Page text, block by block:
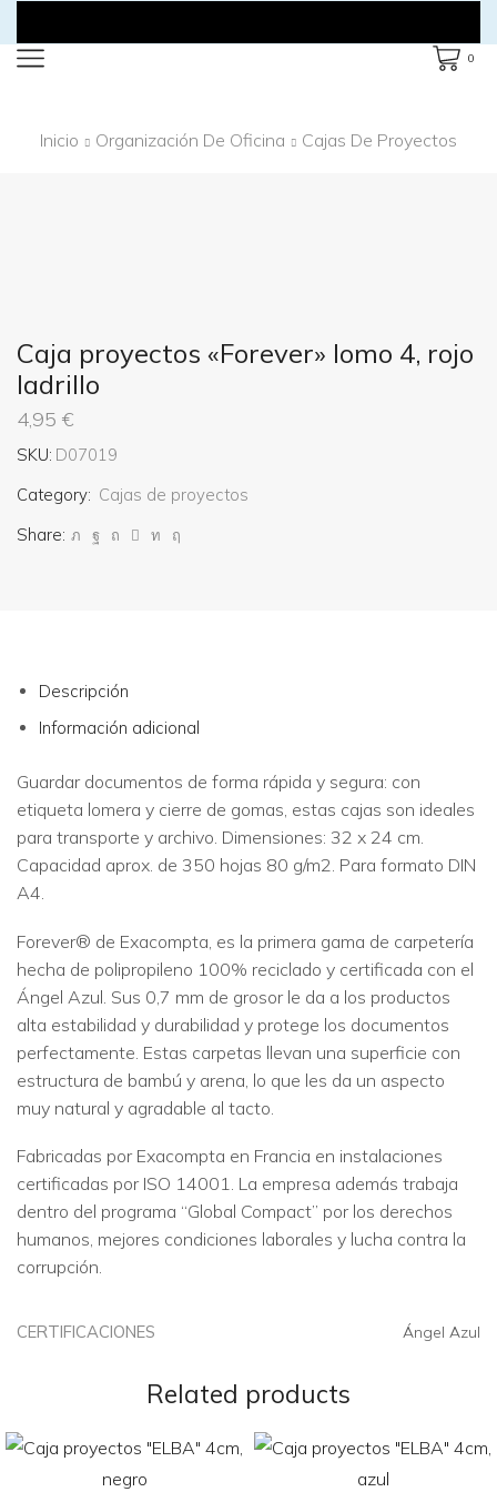
0
Inicio Organización De Oficina Cajas De Proyectos
Caja proyectos «Forever» lomo 4, rojo
ladrillo
4,95 €
SKU: D07019
Category: Cajas de proyectos
Share:
Descripción
Información adicional
Guardar documentos de forma rápida y segura: con
etiqueta lomera y cierre de gomas, estas cajas son ideales
para transporte y archivo. Dimensiones: 32 x 24 cm.
Capacidad aprox. de 350 hojas 80 g/m2. Para formato DIN
A4.
Forever® de Exacompta, es la primera gama de carpetería
hecha de polipropileno 100% reciclado y certificada con el
Ángel Azul. Sus 0,7 mm de grosor le da a los productos
alta estabilidad y durabilidad y protege los documentos
perfectamente. Estas carpetas llevan una superficie con
estructura de bambú y arena, lo que les da un aspecto
muy natural y agradable al tacto.
Fabricadas por Exacompta en Francia en instalaciones
certificadas por ISO 14001. La empresa además trabaja
dentro del programa “Global Compact” por los derechos
humanos, mejores condiciones laborales y lucha contra la
corrupción.
CERTIFICACIONES Ángel Azul
Related products